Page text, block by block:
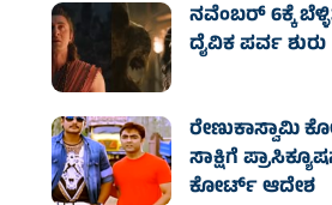
ನವೆಂಬರ್ 6ಕ್ಕೆ
ದೈವಿಕ ಪರ್ವ ಶುರು
ರೇಣುಕಾಸ್ವಾಮಿ
ಸಾಕ್ಷಿಗೆ
ಕೋರ್ಟ್ ಆದೇಶ